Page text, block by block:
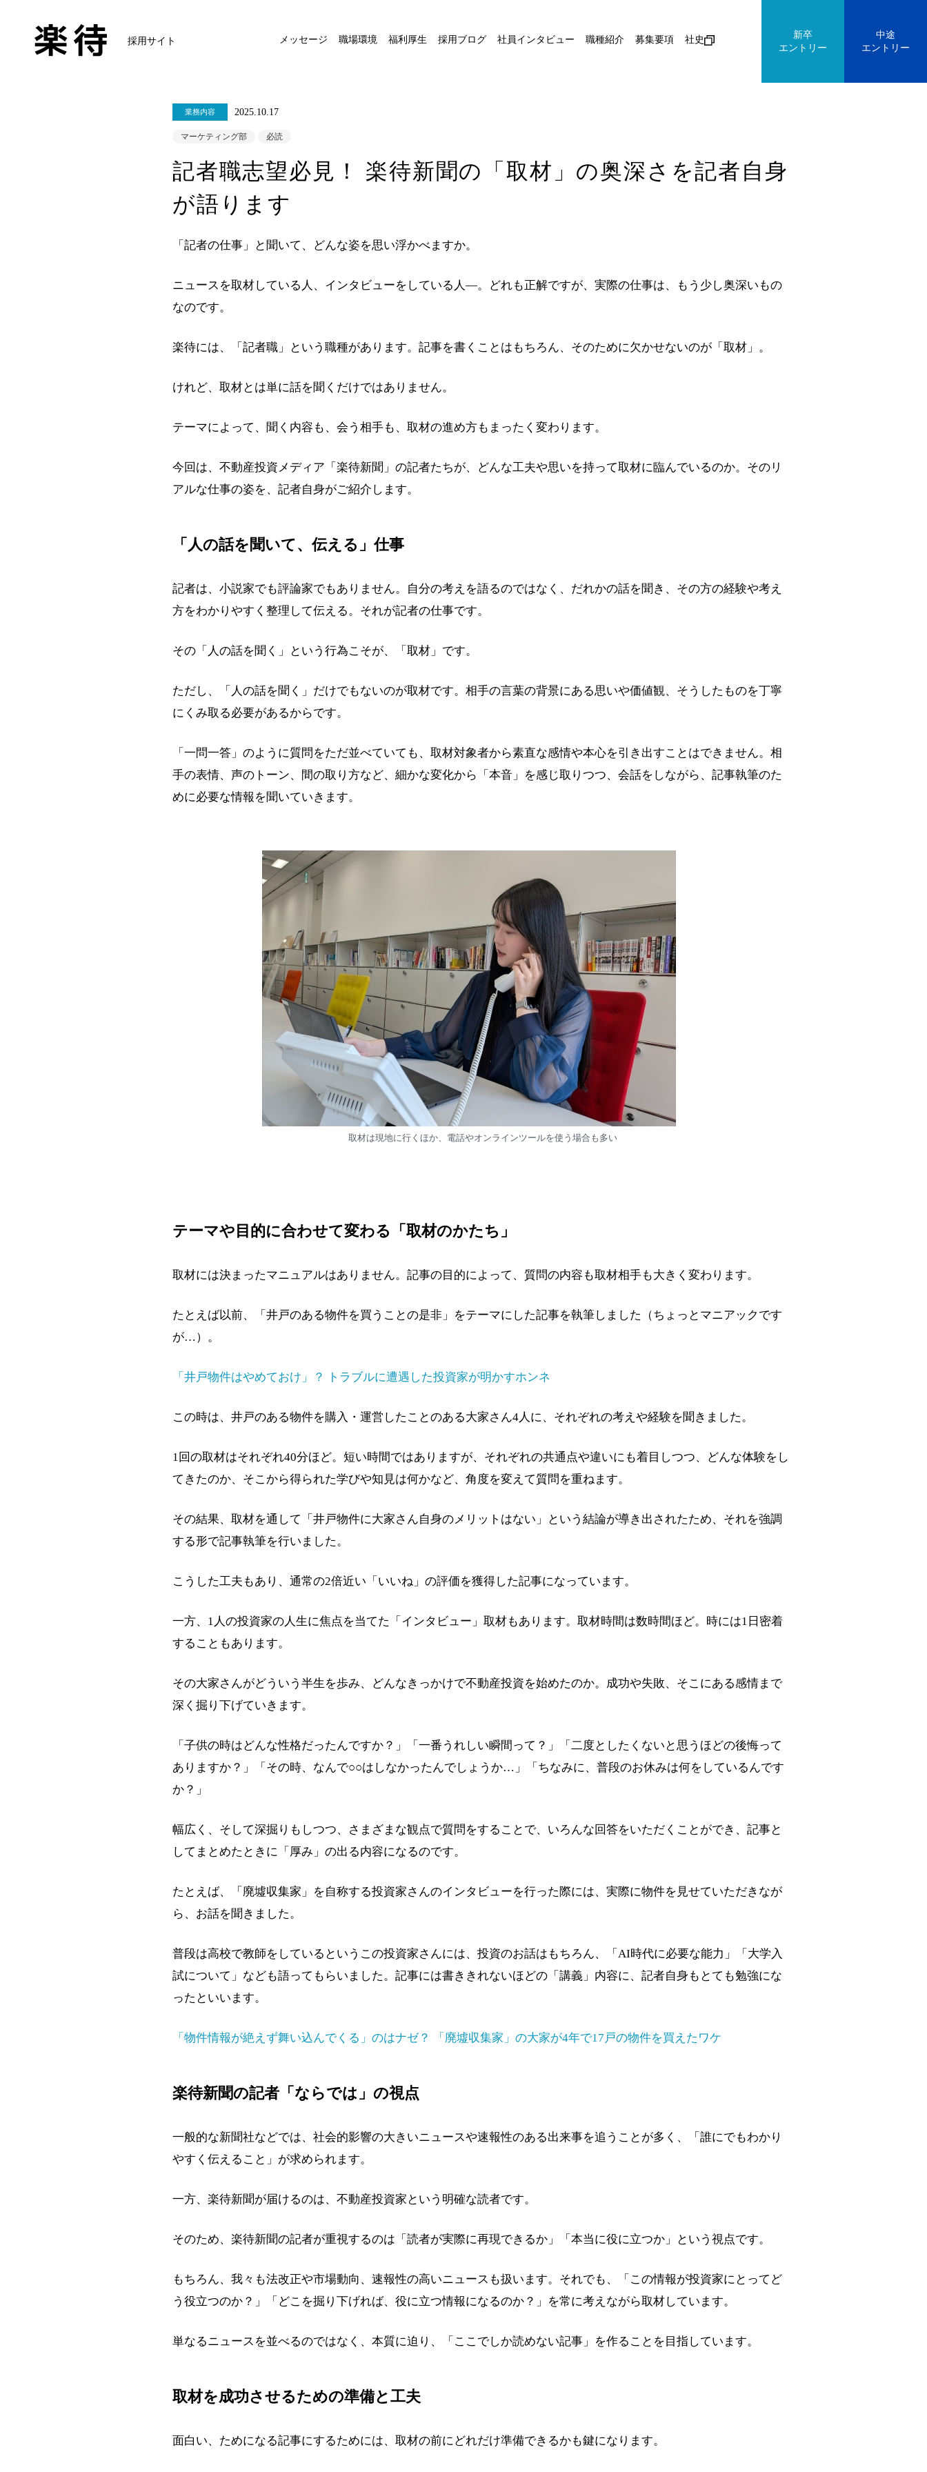
採用サイト メッセージ 職場環境 福利厚生 採用ブログ 社員インタビュー 職種紹介 募集要項 社史
新卒
エントリー
中途
エントリー
業務内容 2025.10.17
マーケティング部 必読
記者職志望必見！ 楽待新聞の「取材」の奥深さを記者自身
が語ります
「記者の仕事」と聞いて、どんな姿を思い浮かべますか。
ニュースを取材している人、インタビューをしている人―。どれも正解ですが、実際の仕事は、もう少し奥深いもの
なのです。
楽待には、「記者職」という職種があります。記事を書くことはもちろん、そのために欠かせないのが「取材」。
けれど、取材とは単に話を聞くだけではありません。
テーマによって、聞く内容も、会う相手も、取材の進め方もまったく変わります。
今回は、不動産投資メディア「楽待新聞」の記者たちが、どんな工夫や思いを持って取材に臨んでいるのか。そのリ
アルな仕事の姿を、記者自身がご紹介します。
「人の話を聞いて、伝える」仕事
記者は、小説家でも評論家でもありません。自分の考えを語るのではなく、だれかの話を聞き、その方の経験や考え
方をわかりやすく整理して伝える。それが記者の仕事です。
その「人の話を聞く」という行為こそが、「取材」です。
ただし、「人の話を聞く」だけでもないのが取材です。相手の言葉の背景にある思いや価値観、そうしたものを丁寧
にくみ取る必要があるからです。
「一問一答」のように質問をただ並べていても、取材対象者から素直な感情や本心を引き出すことはできません。相
手の表情、声のトーン、間の取り方など、細かな変化から「本音」を感じ取りつつ、会話をしながら、記事執筆のた
めに必要な情報を聞いていきます。
取材は現地に行くほか、電話やオンラインツールを使う場合も多い
テーマや目的に合わせて変わる「取材のかたち」
取材には決まったマニュアルはありません。記事の目的によって、質問の内容も取材相手も大きく変わります。
たとえば以前、「井戸のある物件を買うことの是非」をテーマにした記事を執筆しました（ちょっとマニアックです
が…）。
「井戸物件はやめておけ」？ トラブルに遭遇した投資家が明かすホンネ
この時は、井戸のある物件を購入・運営したことのある大家さん4人に、それぞれの考えや経験を聞きました。
1回の取材はそれぞれ40分ほど。短い時間ではありますが、それぞれの共通点や違いにも着目しつつ、どんな体験をし
てきたのか、そこから得られた学びや知見は何かなど、角度を変えて質問を重ねます。
その結果、取材を通して「井戸物件に大家さん自身のメリットはない」という結論が導き出されたため、それを強調
する形で記事執筆を行いました。
こうした工夫もあり、通常の2倍近い「いいね」の評価を獲得した記事になっています。
一方、1人の投資家の人生に焦点を当てた「インタビュー」取材もあります。取材時間は数時間ほど。時には1日密着
することもあります。
その大家さんがどういう半生を歩み、どんなきっかけで不動産投資を始めたのか。成功や失敗、そこにある感情まで
深く掘り下げていきます。
「子供の時はどんな性格だったんですか？」「一番うれしい瞬間って？」「二度としたくないと思うほどの後悔って
ありますか？」「その時、なんで○○はしなかったんでしょうか…」「ちなみに、普段のお休みは何をしているんです
か？」
幅広く、そして深掘りもしつつ、さまざまな観点で質問をすることで、いろんな回答をいただくことができ、記事と
してまとめたときに「厚み」の出る内容になるのです。
たとえば、「廃墟収集家」を自称する投資家さんのインタビューを行った際には、実際に物件を見せていただきなが
ら、お話を聞きました。
普段は高校で教師をしているというこの投資家さんには、投資のお話はもちろん、「AI時代に必要な能力」「大学入
試について」なども語ってもらいました。記事には書ききれないほどの「講義」内容に、記者自身もとても勉強にな
ったといいます。
「物件情報が絶えず舞い込んでくる」のはナゼ？ 「廃墟収集家」の大家が4年で17戸の物件を買えたワケ
楽待新聞の記者「ならでは」の視点
一般的な新聞社などでは、社会的影響の大きいニュースや速報性のある出来事を追うことが多く、「誰にでもわかり
やすく伝えること」が求められます。
一方、楽待新聞が届けるのは、不動産投資家という明確な読者です。
そのため、楽待新聞の記者が重視するのは「読者が実際に再現できるか」「本当に役に立つか」という視点です。
もちろん、我々も法改正や市場動向、速報性の高いニュースも扱います。それでも、「この情報が投資家にとってど
う役立つのか？」「どこを掘り下げれば、役に立つ情報になるのか？」を常に考えながら取材しています。
単なるニュースを並べるのではなく、本質に迫り、「ここでしか読めない記事」を作ることを目指しています。
取材を成功させるための準備と工夫
面白い、ためになる記事にするためには、取材の前にどれだけ準備できるかも鍵になります。